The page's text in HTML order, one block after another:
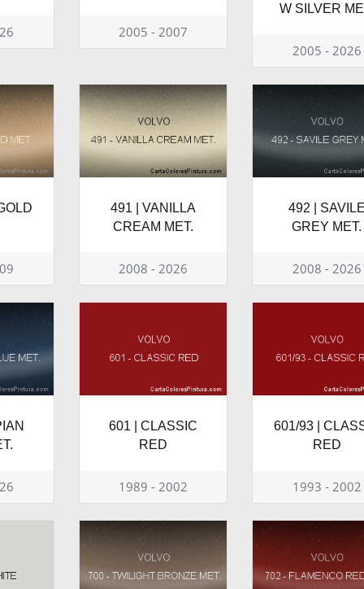
2005 - 2007
W SILVER
2005 - 2026
491 | VANILLA
CREAM MET.
2008 - 2026
492 |
GREY MET.
2008 - 2026
601 | CLASSIC
RED
1989 - 2002
601/93 |
RED
1993 - 2002